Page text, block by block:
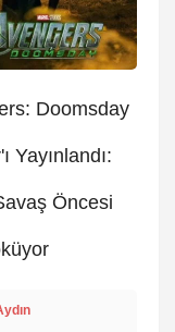
Doomsday
Yayınlandı:
Öncesi